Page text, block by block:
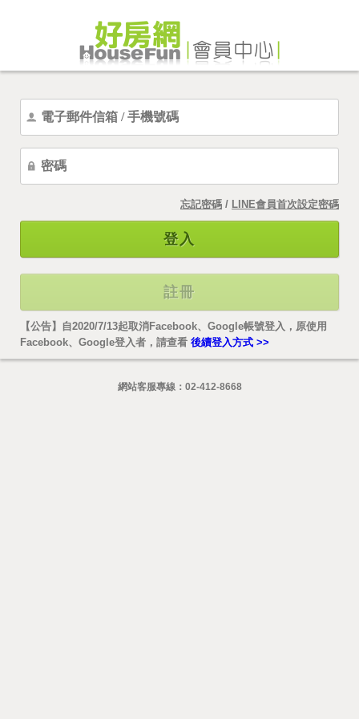
忘記密碼 / LINE會員首次設定密碼
登入
註冊
【公告】自2020/7/13起取消Facebook、Google帳號登入，原使用
Facebook、Google登入者，請查看 後續登入方式 >>
網站客服專線： 02-412-8668